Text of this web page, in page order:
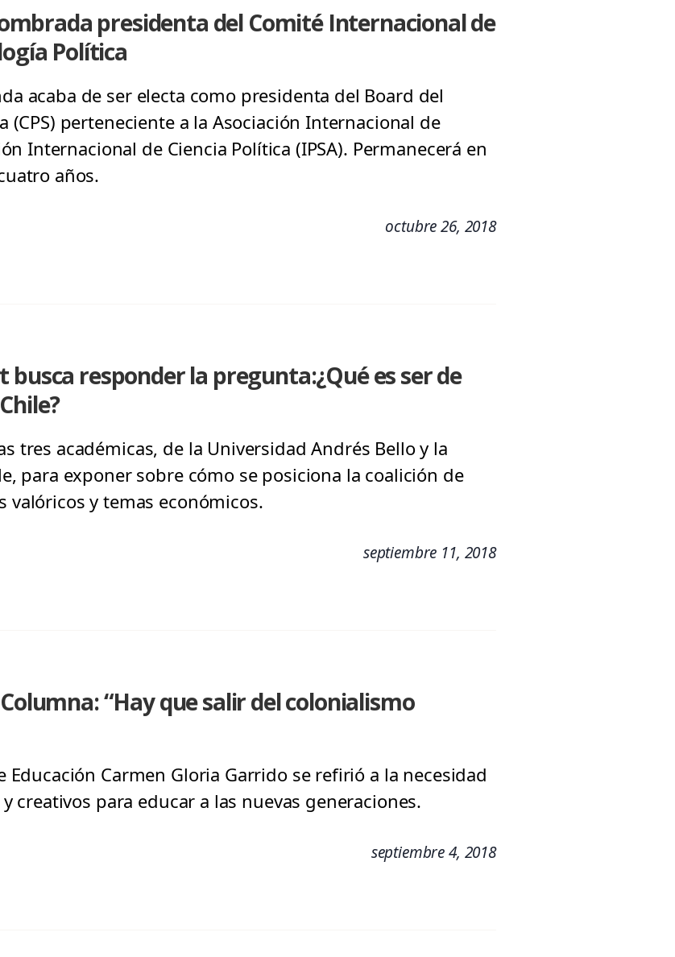
presidenta del Comité Internacional de
Política
acaba de ser electa como presidenta del Board del
(CPS) perteneciente a la Asociación Internacional de
Internacional de Ciencia Política (IPSA). Permanecerá en
años.
octubre 26, 2018
busca responder la pregunta:¿Qué es ser de
tres académicas, de la Universidad Andrés Bello y la
para exponer sobre cómo se posiciona la coalición de
y temas económicos.
septiembre 11, 2018
“Hay que salir del colonialismo
Educación Carmen Gloria Garrido se refirió a la necesidad
creativos para educar a las nuevas generaciones.
septiembre 4, 2018